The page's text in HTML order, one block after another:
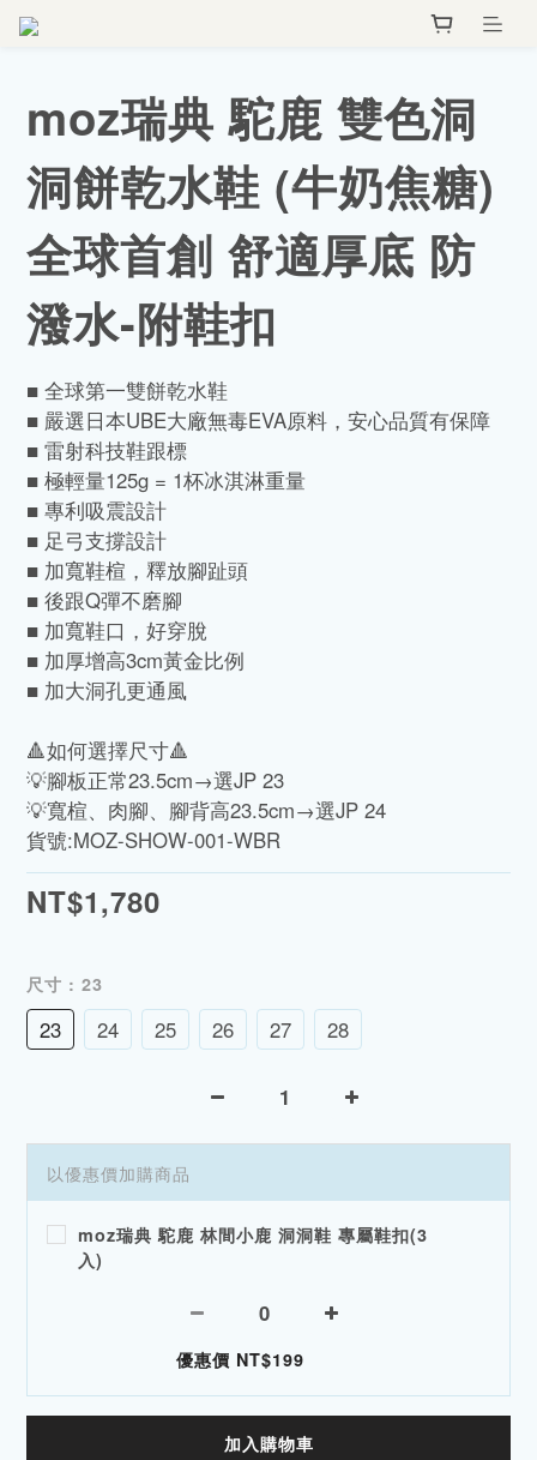
moz瑞典 駝鹿 雙色洞
洞餅乾水鞋 (牛奶焦糖)
全球首創 舒適厚底 防
潑水-附鞋扣
■ 全球第一雙餅乾水鞋
■ 嚴選日本UBE大廠無毒EVA原料，安心品質有保障
■ 雷射科技鞋跟標
■ 極輕量125g = 1杯冰淇淋重量
■ 專利吸震設計
■ 足弓支撐設計
■ 加寬鞋楦，釋放腳趾頭
■ 後跟Q彈不磨腳
■ 加寬鞋口，好穿脫
■ 加厚增高3cm黃金比例
■ 加大洞孔更通風
🔺如何選擇尺寸🔺
💡腳板正常23.5cm→選JP 23
💡寬楦、肉腳、腳背高23.5cm→選JP 24
貨號:MOZ-SHOW-001-WBR
NT$1,780
尺寸 : 23
23 24 25 26 27 28
以優惠價加購商品
moz瑞典 駝鹿 林間小鹿 洞洞鞋 專屬鞋扣(3
入)
優惠價 NT$199
加入購物車